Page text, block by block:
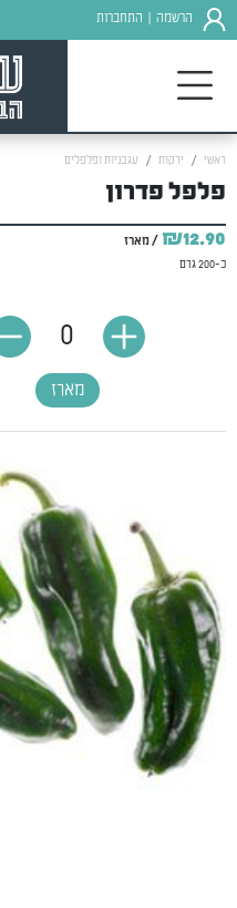
הרשמה התחברות
ראשי ירקות עגבניות ופלפלים
פלפל פדרון
₪12.90 / מארז
כ-200 גרם
מארז
0